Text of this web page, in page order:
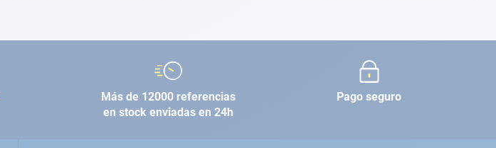
Más de 12000 referencias
en stock enviadas en 24h
Pago seguro